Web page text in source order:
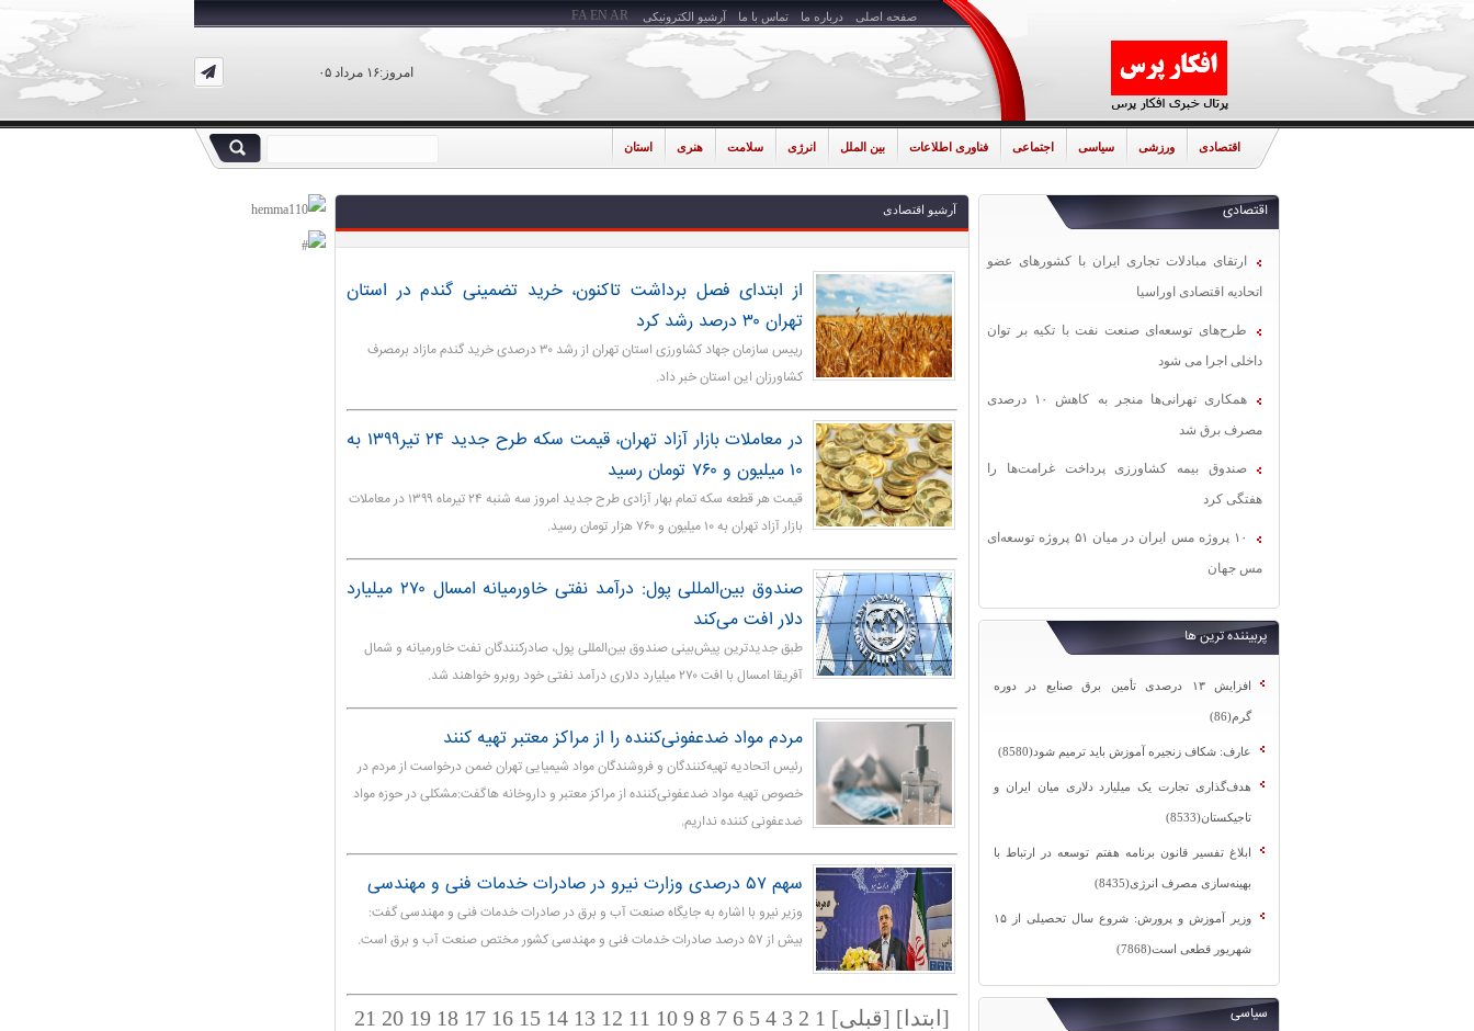
صفحه اصلی درباره ما تماس با ما آرشیو الکترونیکی
امروز:۱۶ مرداد ۰۵
FA EN AR
اقتصادی ورزشی سیاسی اجتماعی فناوری اطلاعات بین الملل انرژی سلامت هنری استان
اقتصادی
ارتقای مبادلات تجاری ایران با کشورهای عضو
اتحادیه اقتصادی اوراسیا
طرح‌های توسعه‌ای صنعت نفت با تکیه بر توان
داخلی اجرا می شود
همکاری تهرانی‌ها منجر به کاهش ۱۰ درصدی
مصرف برق شد
صندوق بیمه کشاورزی پرداخت غرامت‌ها را
هفتگی کرد
۱۰ پروژه مس ایران در میان ۵۱ پروژه توسعه‌ای
مس جهان
پربیننده ترین ها
افزایش ۱۳ درصدی تأمین برق صنایع در دوره
گرم(86)
عارف: شکاف زنجیره آموزش باید ترمیم شود(8580)
هدف‌گذاری تجارت یک میلیارد دلاری میان ایران و
تاجیکستان(8533)
ابلاغ تفسیر قانون برنامه هفتم توسعه در ارتباط با
بهینه‌سازی مصرف انرژی(8435)
وزیر آموزش و پرورش: شروع سال تحصیلی از ۱۵
شهریور قطعی است(7868)
سیاسی
آرشیو اقتصادی
از ابتدای فصل برداشت تاکنون، خرید تضمینی گندم در استان
تهران ۳۰ درصد رشد کرد
رییس سازمان جهاد کشاورزی استان تهران از رشد ۳۰ درصدی خرید گندم مازاد برمصرف
کشاورزان این استان خبر داد.
در معاملات بازار آزاد تهران، قیمت سکه طرح جدید ۲۴ تیر۱۳۹۹ به
۱۰ میلیون و ۷۶۰ تومان رسید
قیمت هر قطعه سکه تمام بهار آزادی طرح جدید امروز سه شنبه ۲۴ تیرماه ۱۳۹۹ در معاملات
بازار آزاد تهران به ۱۰ میلیون و ۷۶۰ هزار تومان رسید.
صندوق بین‌المللی پول: درآمد نفتی خاورمیانه امسال ۲۷۰ میلیارد
دلار افت می‌کند
طبق جدیدترین پیش‌بینی صندوق بین‌المللی پول، صادرکنندگان نفت خاورمیانه و شمال
آفریقا امسال با افت ۲۷۰ میلیارد دلاری درآمد نفتی خود روبرو خواهند شد.
مردم مواد ضدعفونی‌کننده را از مراکز معتبر تهیه کنند
رئیس اتحادیه تهیه‌کنندگان و فروشندگان مواد شیمیایی تهران ضمن درخواست از مردم در
خصوص تهیه مواد ضدعفونی‌کننده از مراکز معتبر و داروخانه هاگفت:مشکلی در حوزه مواد
ضدعفونی کننده نداریم.
سهم ۵۷ درصدی وزارت نیرو در صادرات خدمات فنی و مهندسی
وزیر نیرو با اشاره به جایگاه صنعت آب و برق در صادرات خدمات فنی و مهندسی گفت:
بیش از ۵۷ درصد صادرات خدمات فنی و مهندسی کشور مختص صنعت آب و برق است.
[ابتدا] [قبلی] 1
2
3
4
5
6
7
8
9
10
11
12
13
14
15
16
17
18
19
20
21